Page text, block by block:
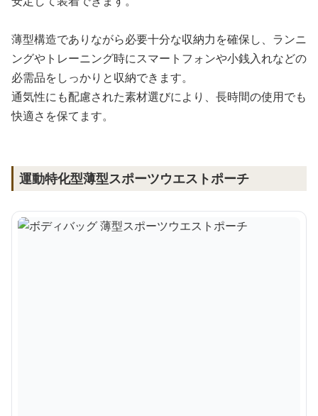
薄型構造でありながら必要十分な収納力を確保し、ランニ
ングやトレーニング時にスマートフォンや小銭入れなどの
必需品をしっかりと収納できます。
通気性にも配慮された素材選びにより、長時間の使用でも
快適さを保てます。
運動特化型薄型スポーツウエストポーチ